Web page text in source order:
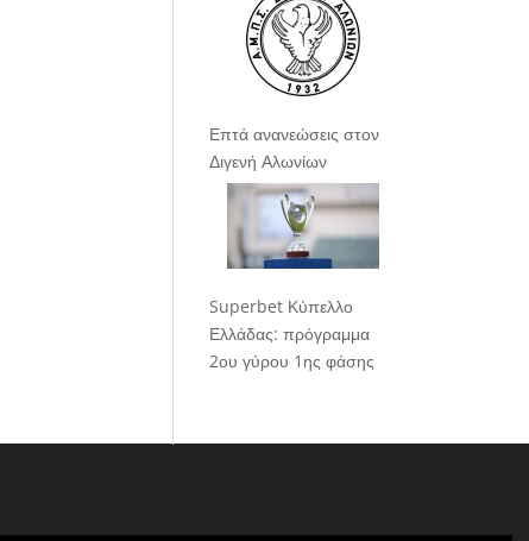
Επτά ανανεώσεις στον
Διγενή Αλωνίων
Superbet Κύπελλο
Ελλάδας: πρόγραμμα
2ου γύρου 1ης φάσης